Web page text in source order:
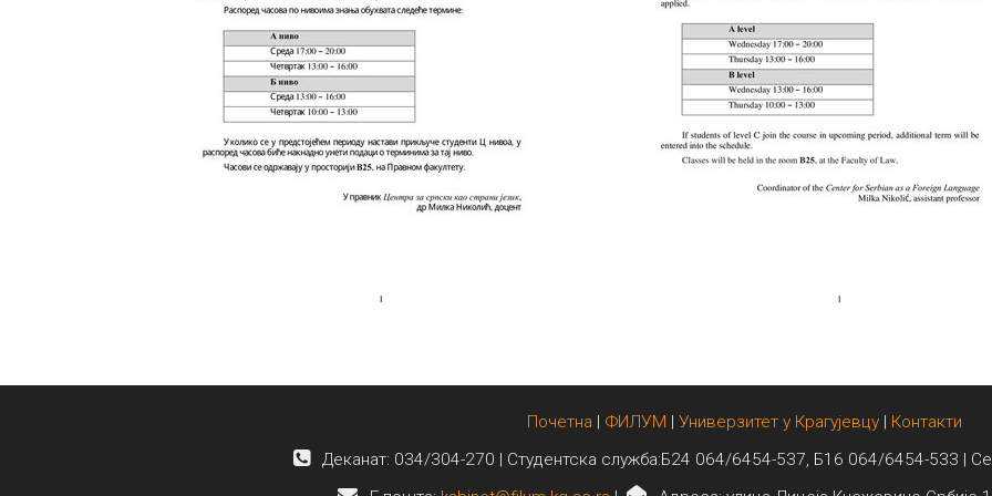
Почетна | ФИЛУМ | Универзитет у Крагујевцу| Контакти
Деканат: 034/304-270 | Студентска служба:Б24 064/6454-537, Б16 064/6454-533 |